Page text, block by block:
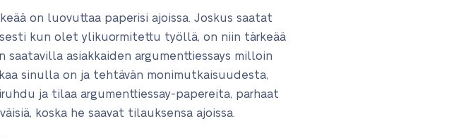
on luovuttaa paperisi ajoissa. Joskus saatat
kun olet ylikuormitettu työllä, on niin tärkeää
asiakkaiden argumenttiessays milloin
sinulla on ja tehtävän monimutkaisuudesta,
ja tilaa argumenttiessay-papereita, parhaat
koska he saavat tilauksensa ajoissa.